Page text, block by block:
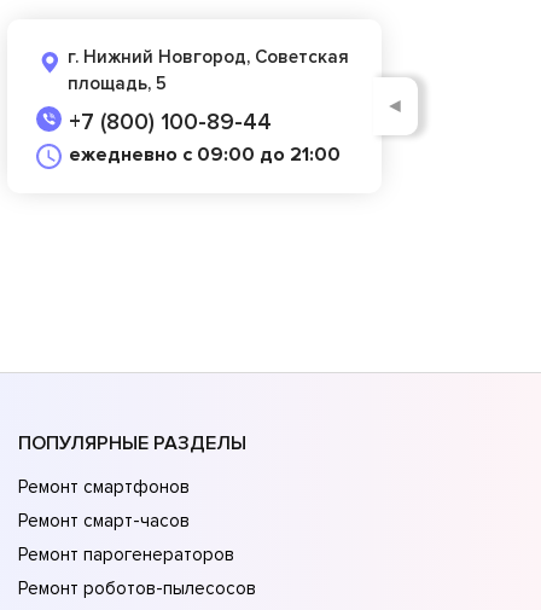
г. Нижний Новгород, Советская
площадь, 5
+7 (800) 100-89-44
ежедневно с 09:00 до 21:00
◄
ПОПУЛЯРНЫЕ РАЗДЕЛЫ
Ремонт смартфонов
Ремонт смарт-часов
Ремонт парогенераторов
Ремонт роботов-пылесосов